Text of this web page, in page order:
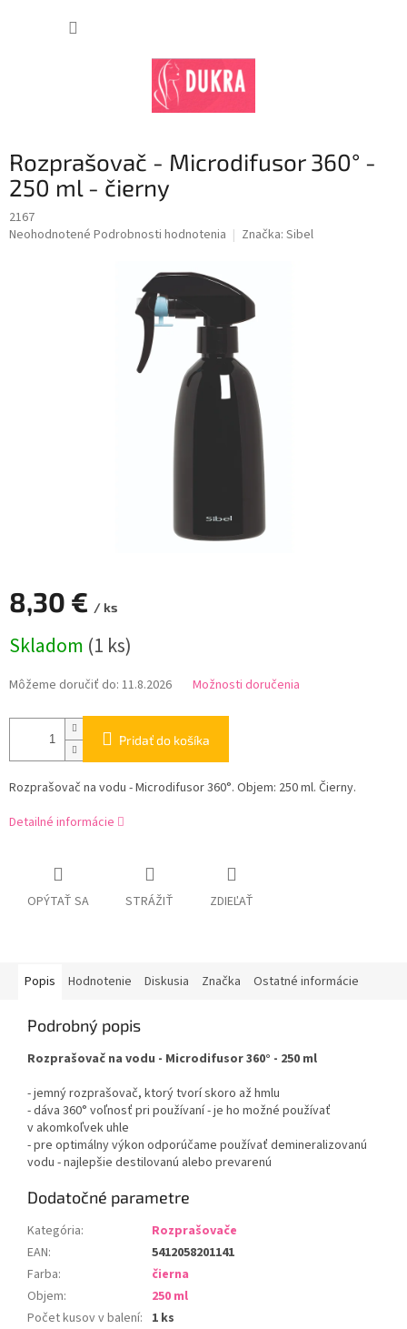
Rozprašovač - Microdifusor 360° -
250 ml - čierny
2167
Priemerné
Neohodnotené Podrobnosti hodnotenia Značka: Sibel
8,30 € / ks
cena:
Skladom (1 ks)
Môžeme doručiť do: 11.8.2026 Možnosti doručenia
Pridať do košíka
Rozprašovač na vodu - Microdifusor 360°. Objem: 250 ml. Čierny.
Detailné informácie
OPÝTAŤ SA STRÁŽIŤ ZDIEĽAŤ
Popis Hodnotenie Diskusia Značka Ostatné informácie
Podrobný popis
Rozprašovač na vodu - Microdifusor 360° - 250 ml
- jemný rozprašovač, ktorý tvorí skoro až hmlu
- dáva 360° voľnosť pri používaní - je ho možné používať
v akomkoľvek uhle
- pre optimálny výkon odporúčame používať demineralizovanú
vodu - najlepšie destilovanú alebo prevarenú
Dodatočné parametre
Kategória:
Rozprašovače
EAN:
5412058201141
Farba:
čierna
Objem:
250 ml
Počet kusov v balení: 1 ks